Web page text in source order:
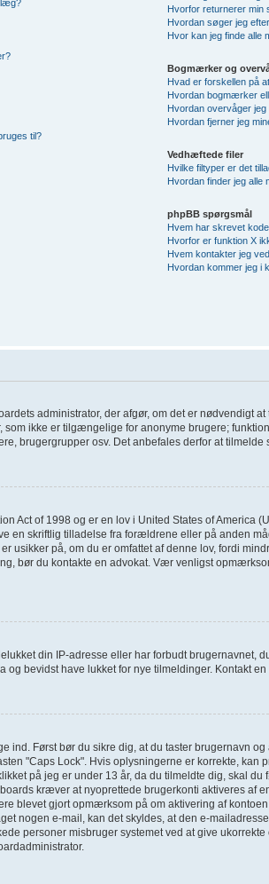
til?
Hvorfor returnerer min
Hvordan søger jeg
Hvor kan jeg finde alle
Bogmærker og
Hvad er forskellen på
Hvordan bogmærker
Hvordan overvåger
Hvordan fjerner jeg
Vedhæftede filer
Hvilke filtyper er det
Hvordan finder jeg alle
phpBB spørgsmål
Hvem har skrevet
Hvorfor er funktion X
Hvem kontakter jeg
Hvordan kommer jeg i
administrator, der afgør, om det er nødvendigt
som ikke er tilgængelige for anonyme brugere;
brugergrupper osv. Det anbefales derfor at tilmelde
Act of 1998 og er en lov i United States of America
en skriftlig tilladelse fra forældrene eller på anden
usikker på, om du er omfattet af denne lov, fordi
bør du kontakte en advokat. Vær venligst
din IP-adresse eller har forbudt brugernavnet,
og bevidst have lukket for nye tilmeldinger. Kontakt
ind. Først bør du sikre dig, at du taster brugernavn
"Caps Lock". Hvis oplysningerne er korrekte, kan
på jeg er under 13 år, da du tilmeldte dig, skal
kræver at nyoprettede brugerkonti aktiveres af
blevet gjort opmærksom på om aktivering af
nogen e-mail, kan det skyldes, at den e-
personer misbruger systemet ved at give